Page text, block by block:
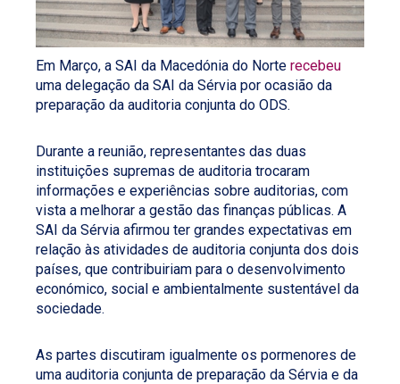
Em Março, a SAI da Macedónia do Norte recebeu
uma delegação da SAI da Sérvia por ocasião da
preparação da auditoria conjunta do ODS.
Durante a reunião, representantes das duas
instituições supremas de auditoria trocaram
informações e experiências sobre auditorias, com
vista a melhorar a gestão das finanças públicas. A
SAI da Sérvia afirmou ter grandes expectativas em
relação às atividades de auditoria conjunta dos dois
países, que contribuiriam para o desenvolvimento
económico, social e ambientalmente sustentável da
sociedade.
As partes discutiram igualmente os pormenores de
uma auditoria conjunta de preparação da Sérvia e da